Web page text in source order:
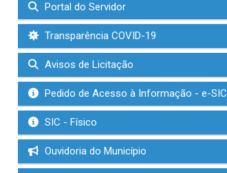
Portal do Servidor
Transparência COVID-19
Avisos de Licitação
Pedido de Acesso à Informação - e-SIC
SIC - Físico
Ouvidoria do Município